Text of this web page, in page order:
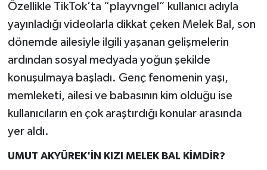
Özellikle TikTok’ta “playvngel” kullanıcı adıyla
yayınladığı videolarla dikkat çeken Melek Bal, son
dönemde ailesiyle ilgili yaşanan gelişmelerin
ardından sosyal medyada yoğun şekilde
konuşulmaya başladı. Genç fenomenin yaşı,
memleketi, ailesi ve babasının kim olduğu ise
kullanıcıların en çok araştırdığı konular arasında
yer aldı.
UMUT AKYÜREK'İN KIZI MELEK BAL KİMDİR?
KAHRAMANMARAŞ